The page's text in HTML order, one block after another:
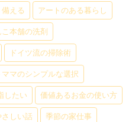
える アートのある暮らし
本舗の洗剤
ドイツ流の掃除術
ママのシンプルな選択
したい 価値あるお金の使い方
しい話 季節の家仕事